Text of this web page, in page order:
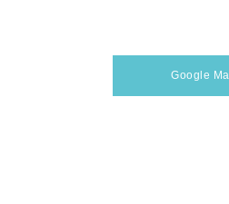
Google